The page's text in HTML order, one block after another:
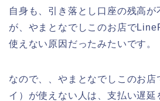
自身も、引き落とし口座の残高が
が、やまとなでしこのお店で
使えない原因だったみたいです。
なので、、やまとなでしこのお
イ）が使えない人は、支払い遅延